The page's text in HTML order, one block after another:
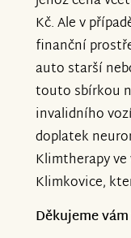
Kč. Ale v
finanční
auto starší
touto sbírkou
invalidního
doplatek
Klimtherapy ve
Klimkovice,
Děkujeme